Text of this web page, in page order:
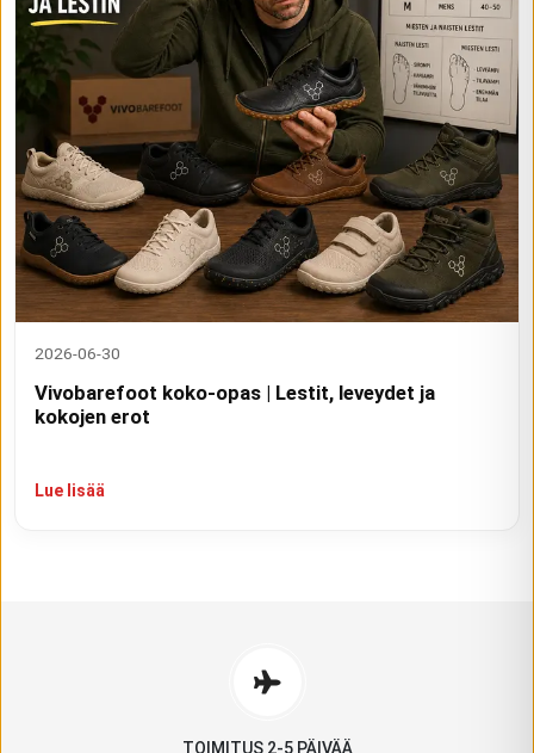
2026-06-30
Vivobarefoot koko-opas | Lestit, leveydet ja
kokojen erot
Lue lisää
TOIMITUS 2-5 PÄIVÄÄ